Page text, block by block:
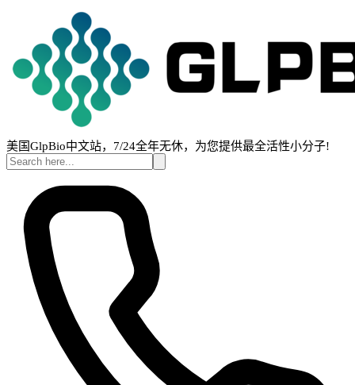
美国GlpBio中文站，7/24全年无休，为您提供最全活性小分子!